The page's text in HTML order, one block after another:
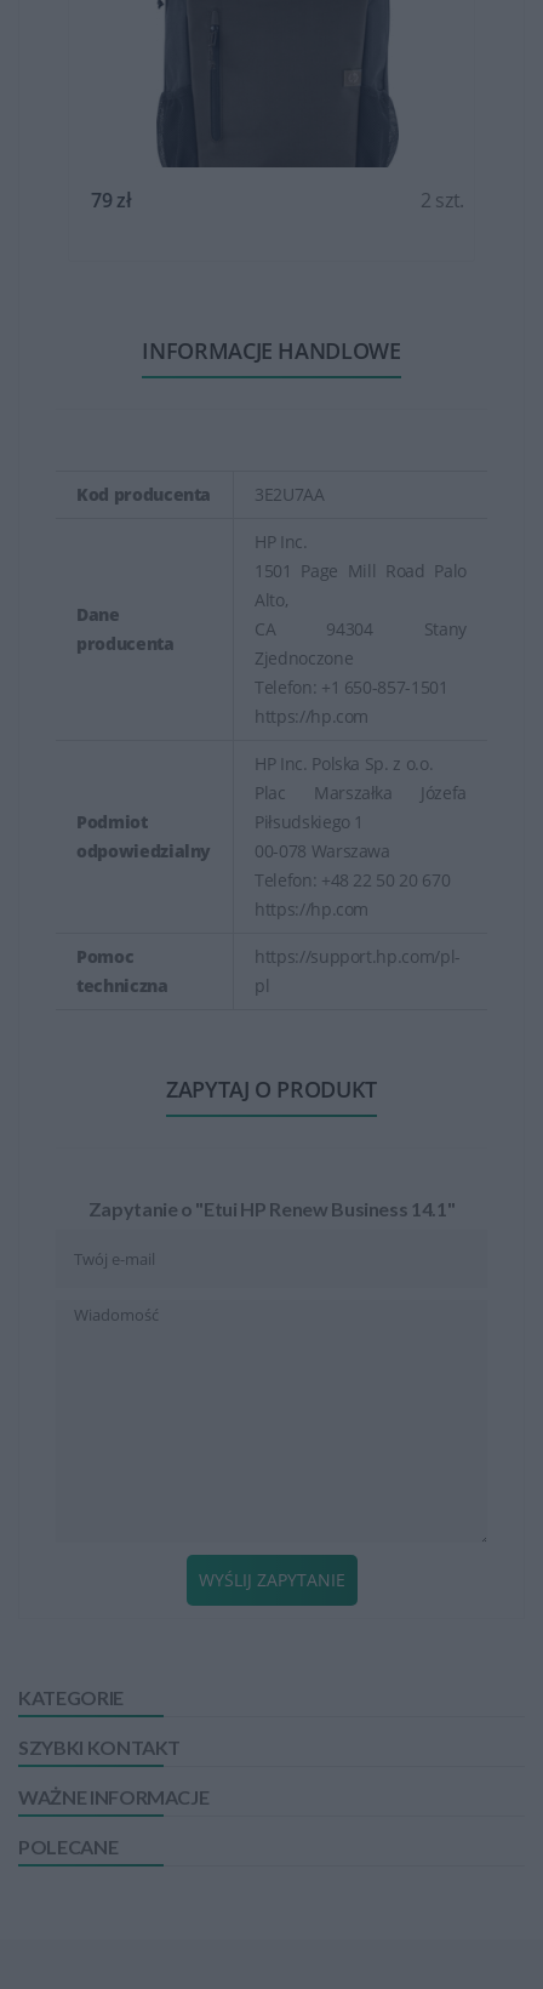
KATEGORIE
SZYBKI KONTAKT
WAŻNE INFORMACJE
POLECANE
79 zł 2 szt.
INFORMACJE HANDLOWE
Kod producenta 3E2U7AA
Dane
producenta
HP Inc.
1501 Page Mill Road Palo
Alto,
CA 94304 Stany
Zjednoczone
Telefon: +1 650-857-1501
https://hp.com
Podmiot
odpowiedzialny
HP Inc. Polska Sp. z o.o.
Plac Marszałka Józefa
Piłsudskiego 1
00-078 Warszawa
Telefon: +48 22 50 20 670
https://hp.com
Pomoc
techniczna
https://support.hp.com/pl-
pl
ZAPYTAJ O PRODUKT
Zapytanie o "Etui HP Renew Business 14.1"
WYŚLIJ ZAPYTANIE